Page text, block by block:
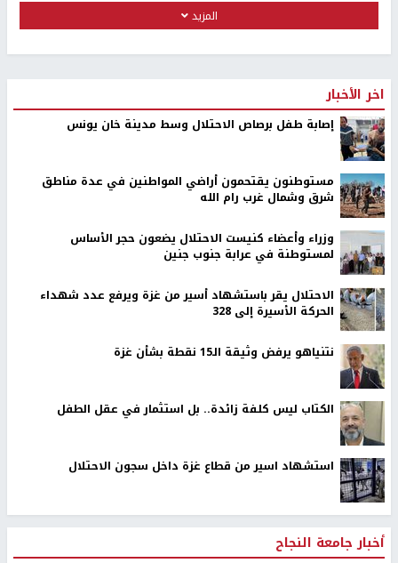
المزيد
اخر الأخبار
إصابة طفل برصاص الاحتلال وسط مدينة خان يونس
مستوطنون يقتحمون أراضي المواطنين في عدة مناطق
شرق وشمال غرب رام الله
وزراء وأعضاء كنيست الاحتلال يضعون حجر الأساس
لمستوطنة في عرابة جنوب جنين
الاحتلال يقر باستشهاد أسير من غزة ويرفع عدد شهداء
الحركة الأسيرة إلى 328
نتنياهو يرفض وثيقة الـ15 نقطة بشأن غزة
الكتاب ليس كلفة زائدة.. بل استثمار في عقل الطفل
استشهاد اسير من قطاع غزة داخل سجون الاحتلال
أخبار جامعة النجاح